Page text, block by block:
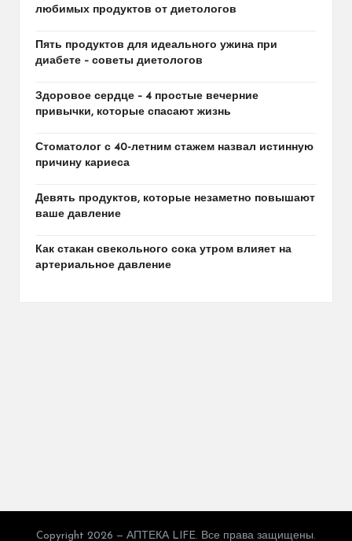
любимых продуктов от диетологов
Пять продуктов для идеального ужина при
диабете – советы диетологов
Здоровое сердце – 4 простые вечерние
привычки, которые спасают жизнь
Стоматолог с 40-летним стажем назвал истинную
причину кариеса
Девять продуктов, которые незаметно повышают
ваше давление
Как стакан свекольного сока утром влияет на
артериальное давление
Copyright 2026 — АПТЕКА LIFE. Все права защищены.